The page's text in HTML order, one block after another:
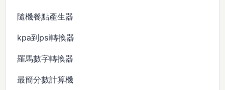
隨機餐點產生器
kpa到psi轉換器
羅馬數字轉換器
最簡分數計算機